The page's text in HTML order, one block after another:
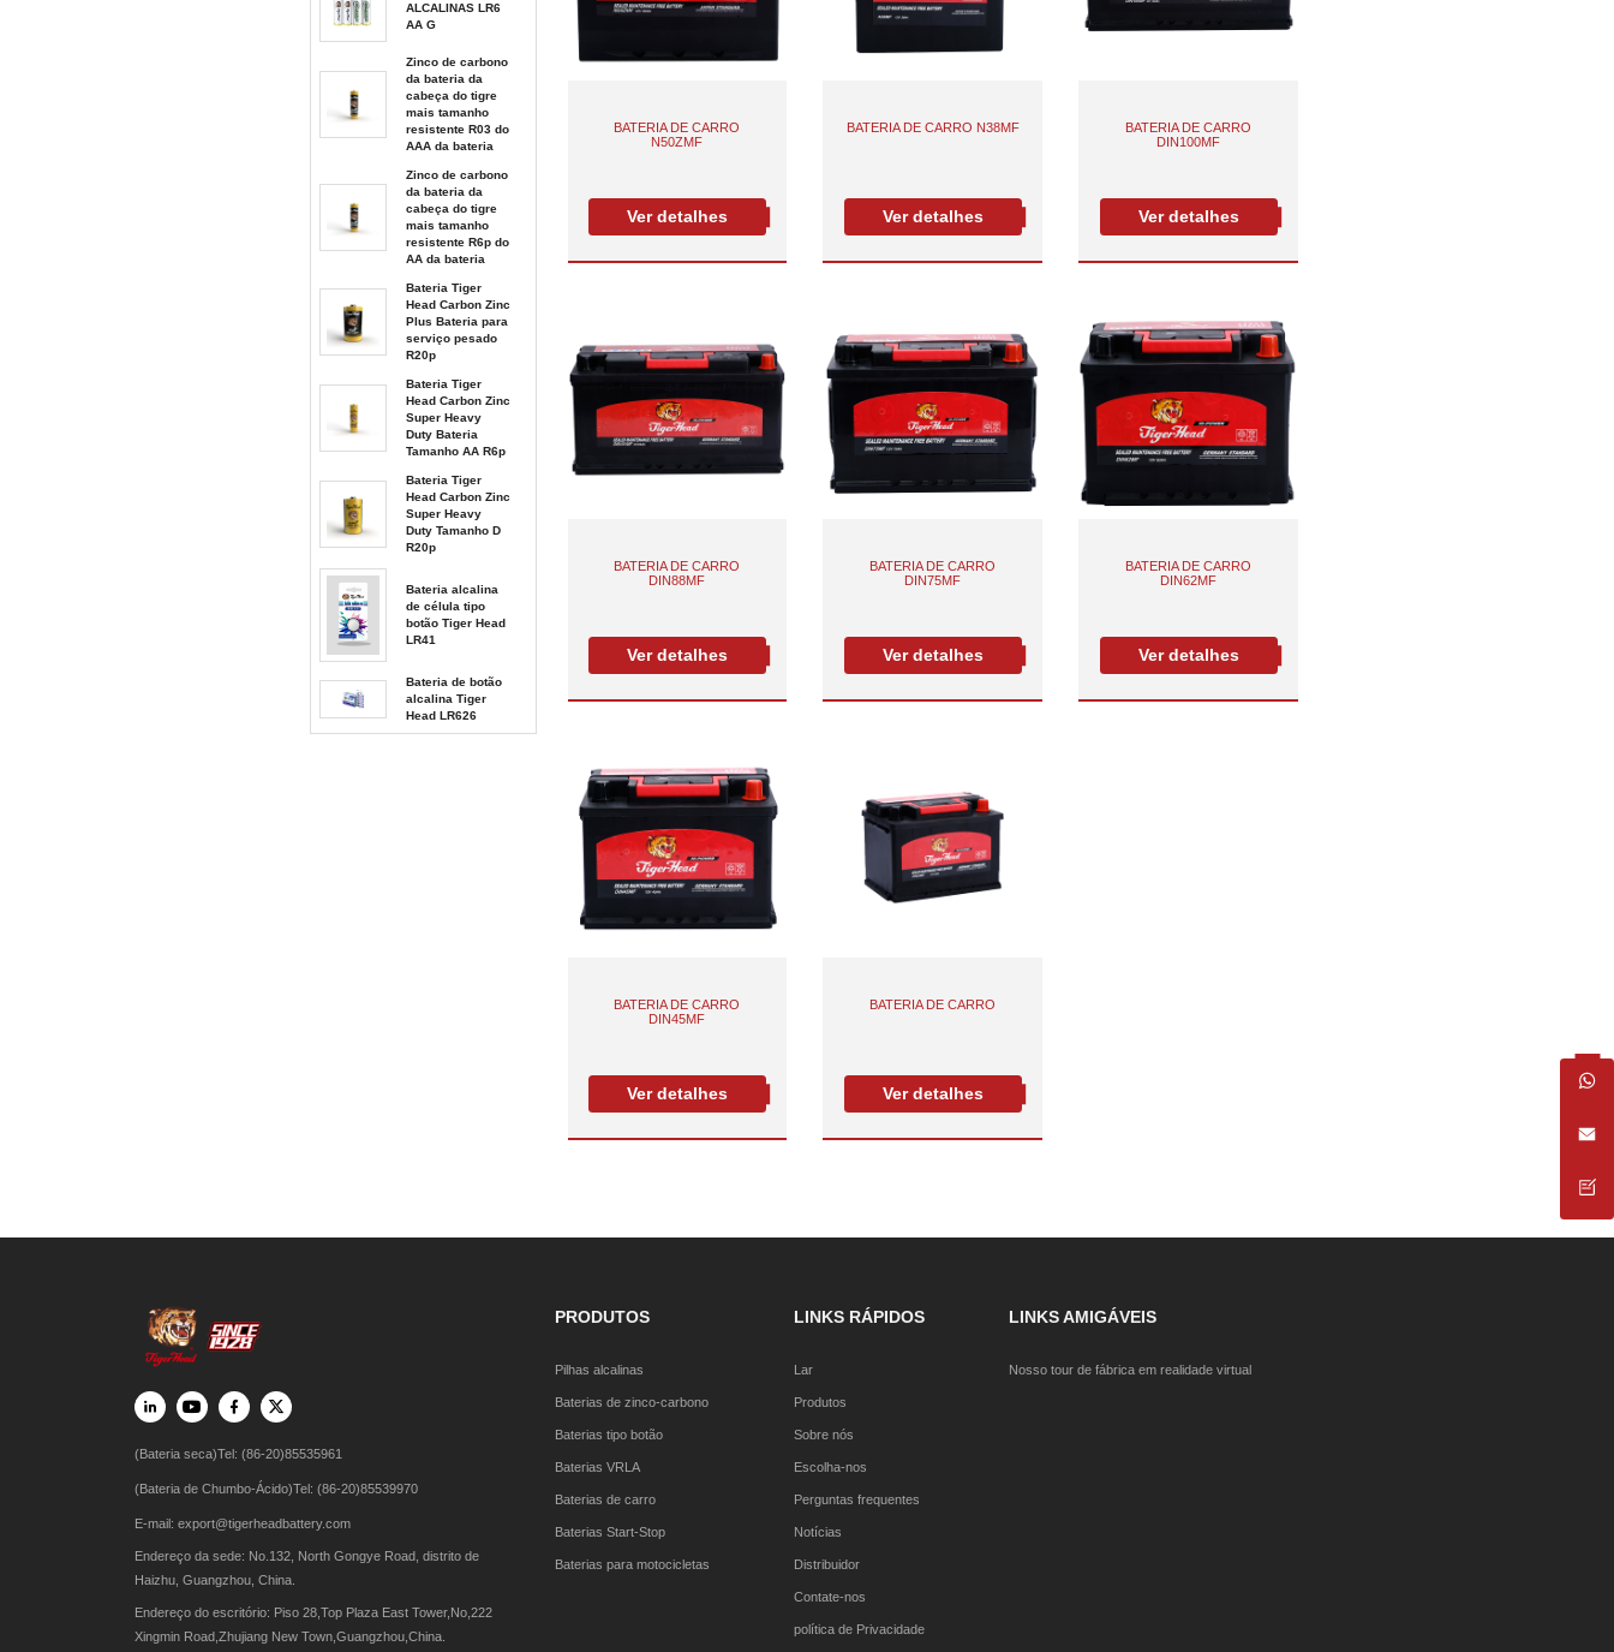
BATERIA DE CARRO
N50ZMF
Ver detalhes
BATERIA DE CARRO N38MF
Ver detalhes
BATERIA DE CARRO
DIN100MF
Ver detalhes
BATERIA DE CARRO
DIN88MF
Ver detalhes
BATERIA DE CARRO
DIN75MF
Ver detalhes
BATERIA DE CARRO
DIN62MF
Ver detalhes
BATERIA DE CARRO
DIN45MF
Ver detalhes
BATERIA DE CARRO
Ver detalhes
ALCALINAS LR6
AA G
Zinco de carbono
da bateria da
cabeça do tigre
mais tamanho
resistente R03 do
AAA da bateria
Zinco de carbono
da bateria da
cabeça do tigre
mais tamanho
resistente R6p do
AA da bateria
Bateria Tiger
Head Carbon Zinc
Plus Bateria para
serviço pesado
R20p
Bateria Tiger
Head Carbon Zinc
Super Heavy
Duty Bateria
Tamanho AA R6p
Bateria Tiger
Head Carbon Zinc
Super Heavy
Duty Tamanho D
R20p
Bateria alcalina
de célula tipo
botão Tiger Head
LR41
Bateria de botão
alcalina Tiger
Head LR626
(Bateria seca)Tel: (86-20)85535961
(Bateria de Chumbo-Ácido)Tel: (86-20)85539970
E-mail: export@tigerheadbattery.com
Endereço da sede: No.132, North Gongye Road, distrito de
Haizhu, Guangzhou, China.
Endereço do escritório: Piso 28,Top Plaza East Tower,No,222
Xingmin Road,Zhujiang New Town,Guangzhou,China.
PRODUTOS
Pilhas alcalinas
Baterias de zinco-carbono
Baterias tipo botão
Baterias VRLA
Baterias de carro
Baterias Start-Stop
Baterias para motocicletas
LINKS RÁPIDOS
Lar
Produtos
Sobre nós
Escolha-nos
Perguntas frequentes
Notícias
Distribuidor
Contate-nos
política de Privacidade
LINKS AMIGÁVEIS
Nosso tour de fábrica em realidade virtual